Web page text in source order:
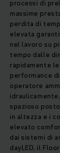
processi di
massime
perdita di
elevata
nel lavoro su
tempo dalle
rapidamente
performance
operatore
spazioso
in altezza e i
elevato
dai sistemi di
dayLED, il